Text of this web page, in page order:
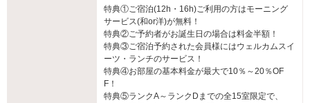
特典①ご宿泊(12h・16h)ご利用の方はモーニング
サービス(和or洋)が無料！
特典②ご予約者がお誕生日の場合は料金半額！
特典③ご宿泊予約された会員様にはウェルカムスイ
ーツ・ランチのサービス！
特典④お部屋の基本料金が最大で10％～20％OF
F！
特典⑤ランクA～ランクDまでの全15室限定で、